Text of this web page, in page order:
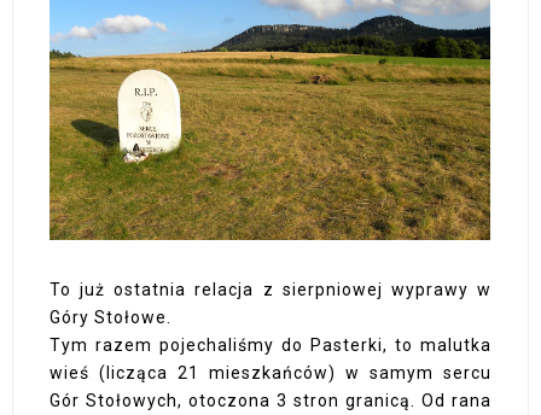
To już ostatnia relacja z sierpniowej wyprawy w
Góry Stołowe.
Tym razem pojechaliśmy do Pasterki, to malutka
wieś (licząca 21 mieszkańców) w samym sercu
Gór Stołowych, otoczona 3 stron granicą. Od rana